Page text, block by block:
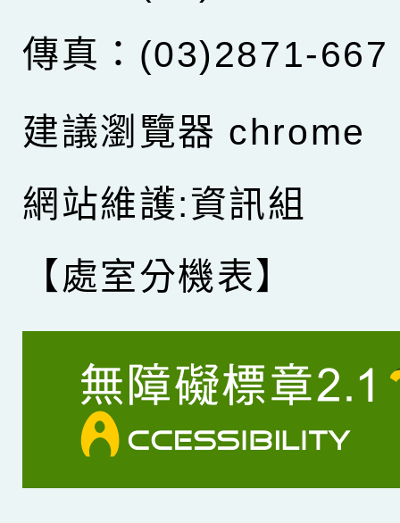
傳真：(03)2871-667
建議瀏覽器 chrome
網站維護:資訊組
【處室分機表】